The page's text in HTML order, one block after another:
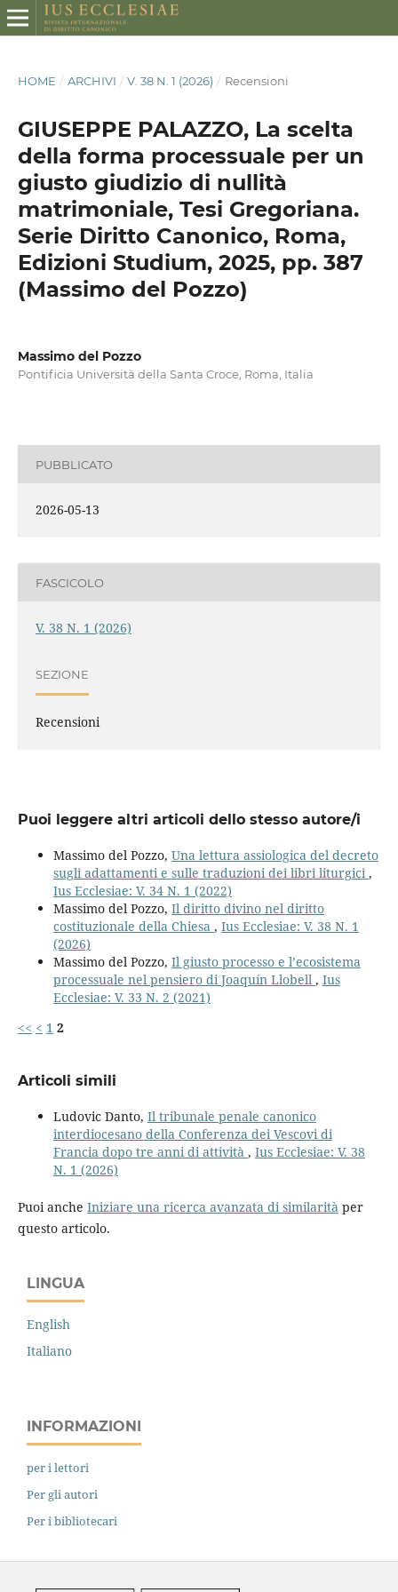
HOME / ARCHIVI / V. 38 N. 1 (2026) / Recensioni
GIUSEPPE PALAZZO, La scelta
della forma processuale per un
giusto giudizio di nullità
matrimoniale, Tesi Gregoriana.
Serie Diritto Canonico, Roma,
Edizioni Studium, 2025, pp. 387
(Massimo del Pozzo)
Massimo del Pozzo
Pontificia Università della Santa Croce, Roma, Italia
PUBBLICATO
2026-05-13
FASCICOLO
V. 38 N. 1 (2026)
SEZIONE
Recensioni
Puoi leggere altri articoli dello stesso autore/i
Massimo del Pozzo, Una lettura assiologica del decreto
sugli adattamenti e sulle traduzioni dei libri liturgici,
Ius Ecclesiae: V. 34 N. 1 (2022)
Massimo del Pozzo, Il diritto divino nel diritto
costituzionale della Chiesa , Ius Ecclesiae: V. 38 N. 1
(2026)
Massimo del Pozzo, Il giusto processo e l’ecosistema
processuale nel pensiero di Joaquín Llobell , Ius
Ecclesiae: V. 33 N. 2 (2021)
<< < 1 2
Articoli simili
Ludovic Danto, Il tribunale penale canonico
interdiocesano della Conferenza dei Vescovi di
Francia dopo tre anni di attività , Ius Ecclesiae: V. 38
N. 1 (2026)
Puoi anche Iniziare una ricerca avanzata di similaritàper
questo articolo.
LINGUA
English
Italiano
INFORMAZIONI
per i lettori
Per gli autori
Per i bibliotecari